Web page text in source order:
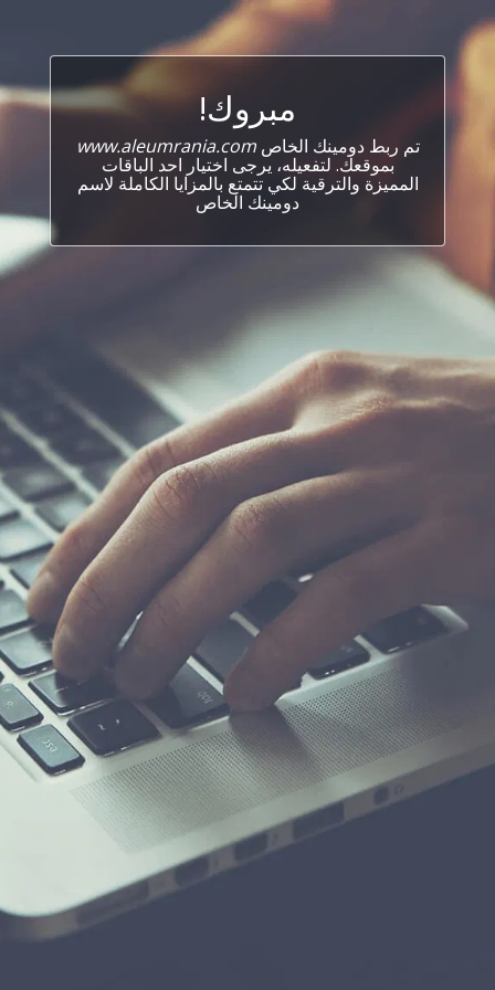
مبروك!
تم ربط دومينك الخاصwww.aleumrania.com
بموقعك. لتفعيله، يرجى اختيار احد الباقات
المميزة والترقية لكي تتمتع بالمزايا الكاملة لاسم
دومينك الخاص